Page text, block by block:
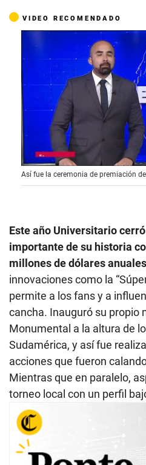
VIDEO RECOMENDADO
0
o
f
n
u
t
e
,
3
0
s
c
o
n
d
Así fue la ceremonia de premiación
Este año Universitario
importante de su historia
millones de dólares
innovaciones como la
permite a los fans y a
cancha. Inauguró su propio
Monumental a la altura de
Sudamérica, y así fue
acciones que fueron
Mientras que en paralelo,
torneo local con un perfil